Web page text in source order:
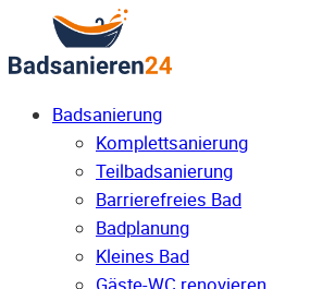
Badsanierung
Komplettsanierung
Teilbadsanierung
Barrierefreies Bad
Badplanung
Kleines Bad